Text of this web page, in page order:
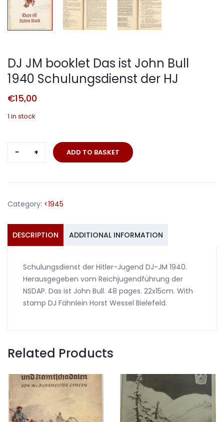
DJ JM booklet Das ist John Bull
1940 Schulungsdienst der HJ
€15,00
1 in stock
John
1940
Schulungsdienst
HJ
quantity
ADD TO BASKET
Category: <1945
DESCRIPTION ADDITIONAL INFORMATION
Schulungsdienst der Hitler-Jugend DJ-JM 1940.
Herausgegeben vom Reichjugendführung der
NSDAP. Das ist John Bull. 48 pages. 22x15cm. With
stamp DJ Fähnlein Horst Wessel Bielefeld.
Related Products